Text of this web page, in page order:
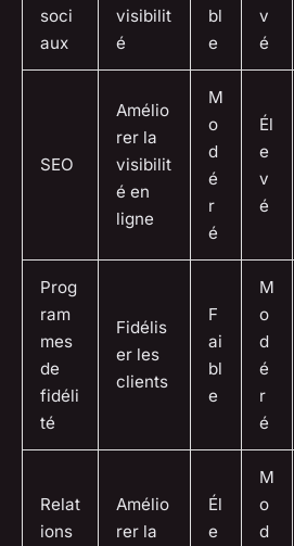
soci
aux
visibilit
é
bl
e
v
é
SEO
Amélio
rer la
visibilit
é en
ligne
M
o
d
é
r
é
Él
e
v
é
Prog
ram
mes
de
fidéli
té
Fidélis
er les
clients
F
ai
bl
e
M
o
d
é
r
é
Relat
ions
Amélio
rer la
Él
e
M
o
d